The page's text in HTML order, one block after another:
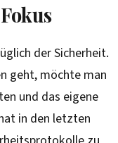
der Sicherheit.
geht, möchte man
und das eigene
in den letzten